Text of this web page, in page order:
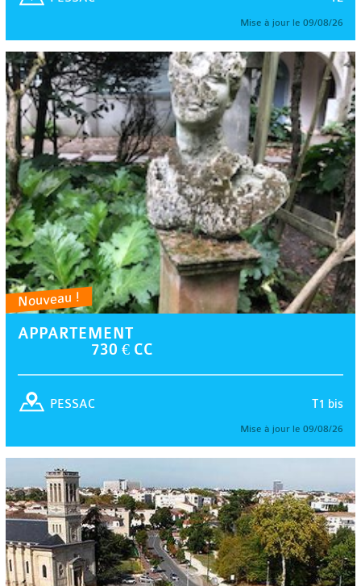
Mise à jour le 09/08/26
Nouveau !
APPARTEMENT
730 € CC
T1 bis
PESSAC
Mise à jour le 09/08/26